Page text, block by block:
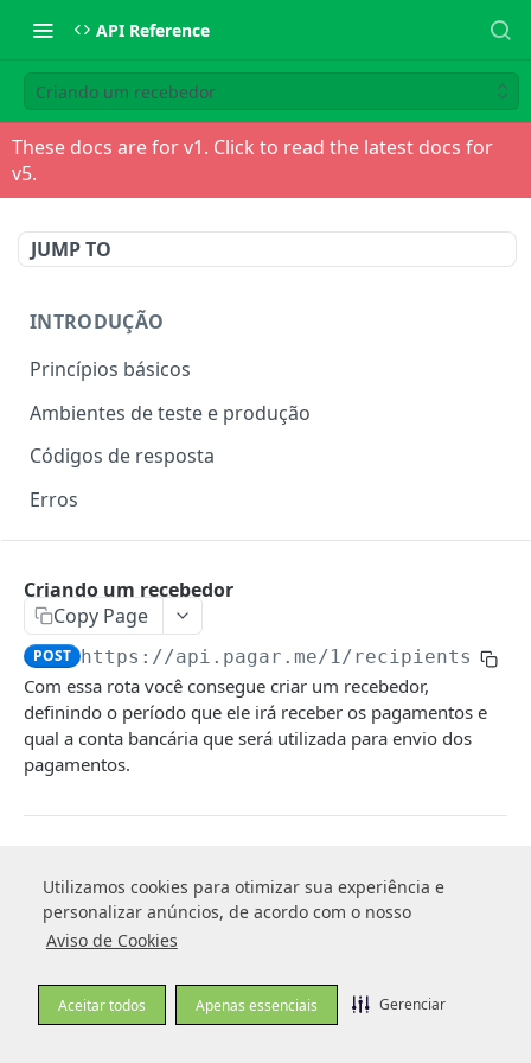
Utilizamos cookies para otimizar sua experiência e
personalizar anúncios, de acordo com o nosso
Aviso de Cookies
Aceitar todos Apenas essenciais Gerenciar
Utilizamos cookies para otimizar sua experiência e
personalizar anúncios, de acordo com o nosso
Aviso de Cookies
Aceitar todos Apenas essenciais Gerenciar
API Reference
Criando um recebedor
These docs are for v1. Click to read the latest docs for
v5.
JUMP TO
INTRODUÇÃO
Princípios básicos
Ambientes de teste e produção
Códigos de resposta
Erros
Criando uma transação
Objeto Transação
Status das transações
Capturando uma transação posteriormente POST
Estorno de transação
Estorno Parcial de uma transação POST
Retornando uma transação
Retornando recebíveis de uma transação
Retornando histórico de uma transação
Criando um recebedor
Copy Page
POST https://api.pagar.me/1/recipients
Com essa rota você consegue criar um recebedor,
definindo o período que ele irá receber os pagamentos e
qual a conta bancária que será utilizada para envio dos
pagamentos.
TIME STATUS USER AGENT
Retrieving recent requests…
❗️ Recebedores inativos